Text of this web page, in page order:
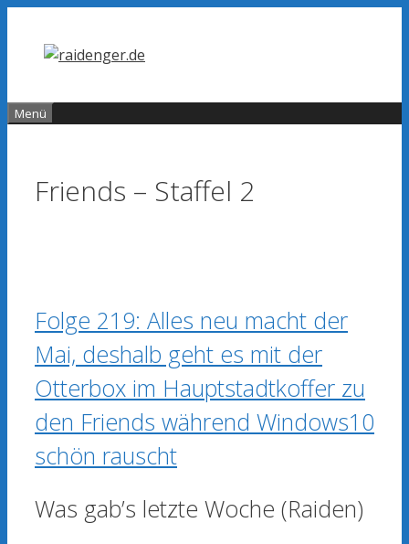
Inhalt
springen
Menü
Friends – Staffel 2
Folge 219: Alles neu macht der
Mai, deshalb geht es mit der
Otterbox im Hauptstadtkoffer zu
den Friends während Windows10
schön rauscht
Was gab’s letzte Woche (Raiden)